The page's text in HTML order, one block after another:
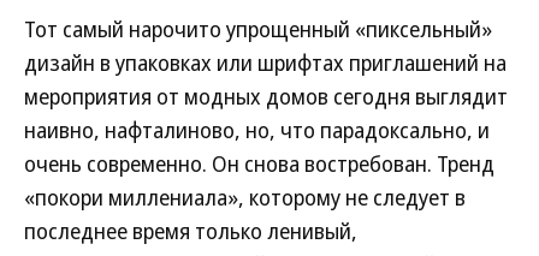
Тот самый нарочито упрощенный «пиксельный»
дизайн в упаковках или шрифтах приглашений на
мероприятия от модных домов сегодня выглядит
наивно, нафталиново, но, что парадоксально, и
очень современно. Он снова востребован. Тренд
«покори миллениала», которому не следует в
последнее время только ленивый,